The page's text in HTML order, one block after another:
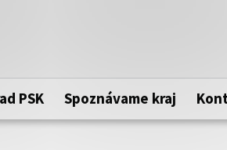
kraja.
Táto stránka je
zabezpečenú webovú
https:// pred názvom
PSK Spoznávame kraj